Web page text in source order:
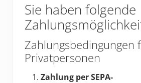
Sie haben folgende
Zahlungsbedingungen
Privatpersonen
Zahlung per SEPA-